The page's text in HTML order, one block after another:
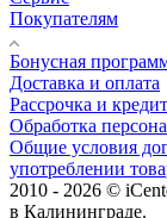
Покупателям
Бонусная
Доставка и оплата
Рассрочка и кредит
Обработка
Общие условия
употреблении
2010 - 2026 ©
в Калининграде.